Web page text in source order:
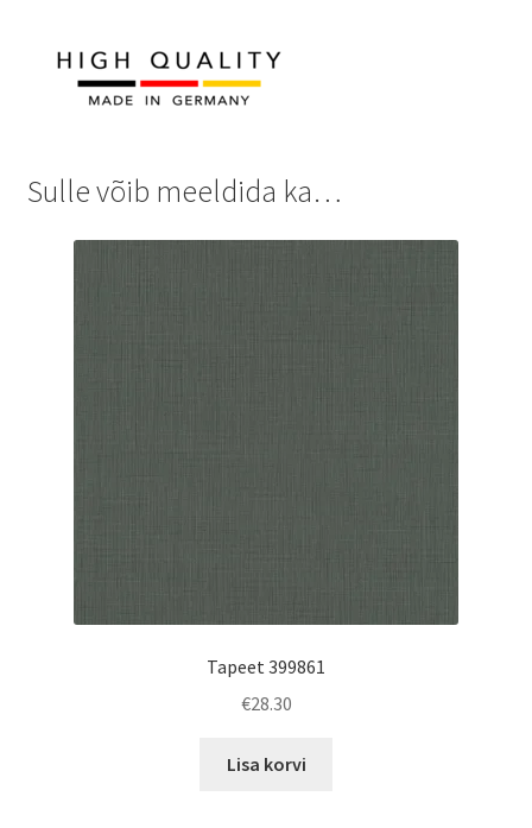
Sulle võib meeldida ka…
Tapeet 399861
€28.30
Lisa korvi